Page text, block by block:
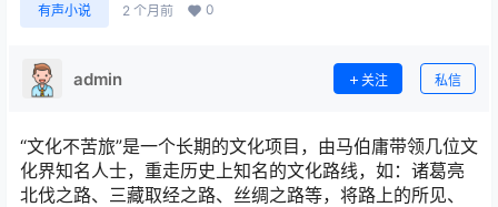
有声小说 2 个月前 0
admin 关注 私信
“文化不苦旅”是一个长期的文化项目，由马伯庸带领几位文
化界知名人士，重走历史上知名的文化路线，如：诸葛亮
北伐之路、三藏取经之路、丝绸之路等，将路上的所见、